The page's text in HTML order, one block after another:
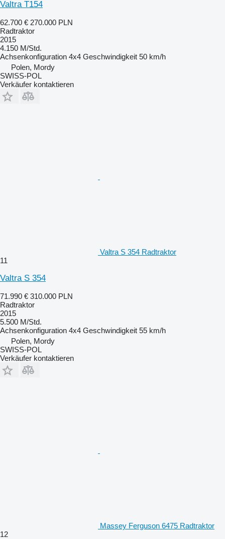
Valtra T154
62.700 € 270.000 PLN
Radtraktor
2015
4.150 M/Std.
Achsenkonfiguration 4x4 Geschwindigkeit 50 km/h
Polen, Mordy
SWISS-POL
Verkäufer kontaktieren
Valtra S 354 Radtraktor
11
Valtra S 354
71.990 € 310.000 PLN
Radtraktor
2015
5.500 M/Std.
Achsenkonfiguration 4x4 Geschwindigkeit 55 km/h
Polen, Mordy
SWISS-POL
Verkäufer kontaktieren
Massey Ferguson 6475 Radtraktor
12